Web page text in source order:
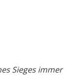
Sieges immer